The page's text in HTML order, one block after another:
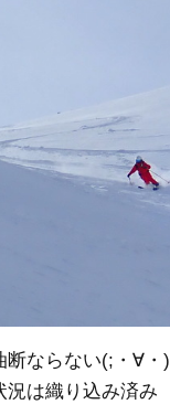
断ならない(;・∀・)
況は織り込み済み